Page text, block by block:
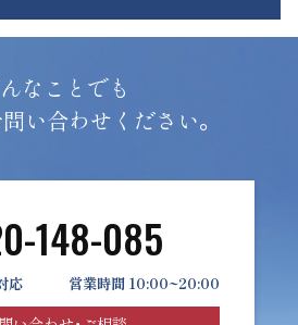
なことでも
い合わせください。
148-085
応 営業時間 10:00~20:00